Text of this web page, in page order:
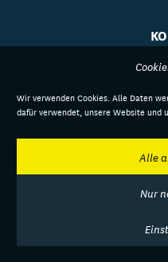
Wir verwenden Cookies. Alle Daten
dafür verwendet, unsere Website und
Alle
Nur